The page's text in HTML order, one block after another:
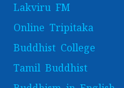
Lakviru FM
Online Tripitaka
Buddhist College
Tamil Buddhist